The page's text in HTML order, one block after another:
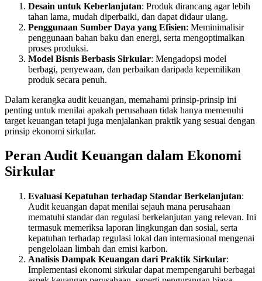
Desain untuk Keberlanjutan: Produk dirancang agar lebih
tahan lama, mudah diperbaiki, dan dapat didaur ulang.
Penggunaan Sumber Daya yang Efisien: Meminimalisir
penggunaan bahan baku dan energi, serta mengoptimalkan
proses produksi.
Model Bisnis Berbasis Sirkular: Mengadopsi model
berbagi, penyewaan, dan perbaikan daripada kepemilikan
produk secara penuh.
Dalam kerangka audit keuangan, memahami prinsip-prinsip ini
penting untuk menilai apakah perusahaan tidak hanya memenuhi
target keuangan tetapi juga menjalankan praktik yang sesuai dengan
prinsip ekonomi sirkular.
Peran Audit Keuangan dalam Ekonomi
Sirkular
Evaluasi Kepatuhan terhadap Standar Berkelanjutan:
Audit keuangan dapat menilai sejauh mana perusahaan
mematuhi standar dan regulasi berkelanjutan yang relevan. Ini
termasuk memeriksa laporan lingkungan dan sosial, serta
kepatuhan terhadap regulasi lokal dan internasional mengenai
pengelolaan limbah dan emisi karbon.
Analisis Dampak Keuangan dari Praktik Sirkular:
Implementasi ekonomi sirkular dapat mempengaruhi berbagai